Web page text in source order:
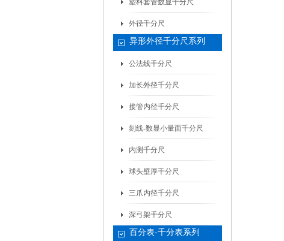
塑料套管数显千分尺
外径千分尺
异形外径千分尺系列
公法线千分尺
加长外径千分尺
接管内径千分尺
刻线-数显小量面千分尺
内测千分尺
球头壁厚千分尺
三爪内径千分尺
深弓架千分尺
百分表-千分表系列